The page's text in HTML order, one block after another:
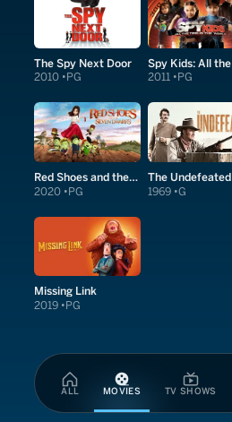
ALL MOVIES TV SHOWS
The Spy Next Door
2010 PG 2011 PG
Red Shoes and the Seven Dwarfs
2020 PG
The Undefeated
1969 G
Missing Link
2019 PG